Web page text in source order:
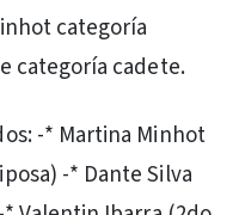
categoría
categoría cadete.
-* Martina Minhot
-* Dante Silva